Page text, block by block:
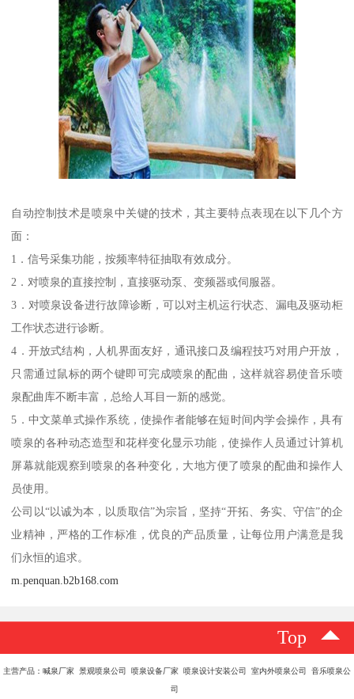
自动控制技术是喷泉中关键的技术，其主要特点表现在以下几个方
面：
1．信号采集功能，按频率特征抽取有效成分。
2．对喷泉的直接控制，直接驱动泵、变频器或伺服器。
3．对喷泉设备进行故障诊断，可以对主机运行状态、漏电及驱动柜
工作状态进行诊断。
4．开放式结构，人机界面友好，通讯接口及编程技巧对用户开放，
只需通过鼠标的两个键即可完成喷泉的配曲，这样就容易使音乐喷
泉配曲库不断丰富，总给人耳目一新的感觉。
5．中文菜单式操作系统，使操作者能够在短时间内学会操作，具有
喷泉的各种动态造型和花样变化显示功能，使操作人员通过计算机
屏幕就能观察到喷泉的各种变化，大地方便了喷泉的配曲和操作人
员使用。
公司以“以诚为本，以质取信”为宗旨，坚持“开拓、务实、守信”的企
业精神，严格的工作标准，优良的产品质量，让每位用户满意是我
们永恒的追求。
m.penquan.b2b168.com
Top
主营产品：喊泉厂家 景观喷泉公司 喷泉设备厂家 喷泉设计安装公司 室内外喷泉公司 音乐喷泉公
司